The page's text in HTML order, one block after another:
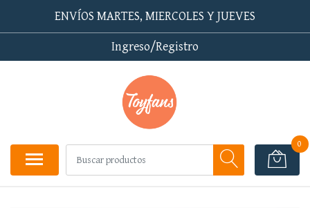
ENVÍOS MARTES, MIERCOLES Y JUEVES
Ingreso/Registro
0